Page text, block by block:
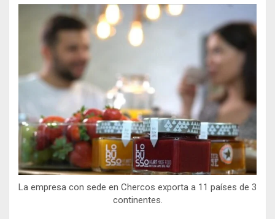
La empresa con sede en Chercos exporta a 11 países de 3
continentes.